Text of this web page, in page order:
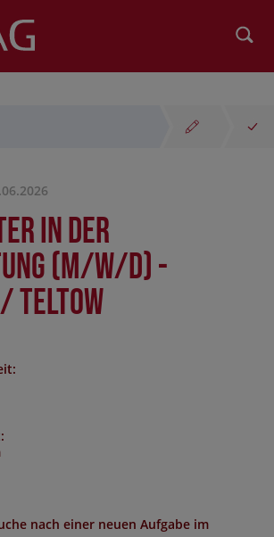
in der
(m/w/d) -
Teltow
:
:
nach einer neuen Aufgabe im